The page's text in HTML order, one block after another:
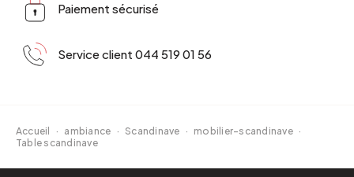
Paiement sécurisé
Service client 044 519 01 56
Accueil · ambiance · Scandinave · mobilier-scandinave ·
Table scandinave